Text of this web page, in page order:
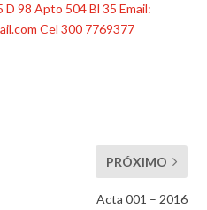
98 Apto 504 Bl 35 Email:
Cel 300 7769377
PRÓXIMO
Acta 001 – 2016